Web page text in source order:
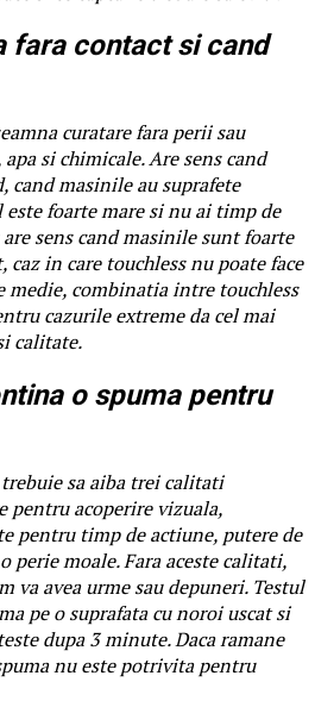
fara contact si cand
curatare fara perii sau
si chimicale. Are sens cand
masinile au suprafete
foarte mare si nu ai timp de
sens cand masinile sunt foarte
in care touchless nu poate face
medie, combinatia intre touchless
cazurile extreme da cel mai
calitate.
o spuma pentru
sa aiba trei calitati
pentru acoperire vizuala,
pentru timp de actiune, putere de
perie moale. Fara aceste calitati,
va avea urme sau depuneri. Testul
pe o suprafata cu noroi uscat si
dupa 3 minute. Daca ramane
nu este potrivita pentru